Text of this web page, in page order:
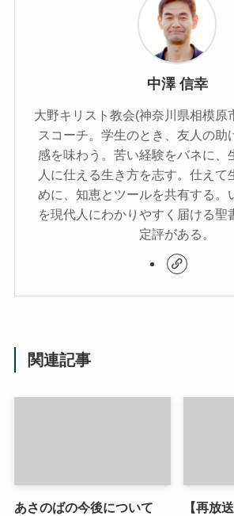
中澤 信幸
大野キリスト教会(神奈川県相模原
スコーチ。学生のとき、友人の助
感を味わう。苦い経験をバネに、
人に仕える生き方を志す。仕えて
めに、知恵とツールを共有する。
を現代人にわかりやすく届ける聖
定評がある。
関連記事
あさのばの今後について
【再放